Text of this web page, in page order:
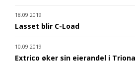
18.09.2019
Lasset blir C-Load
10.09.2019
Extrico øker sin eierandel i Triona